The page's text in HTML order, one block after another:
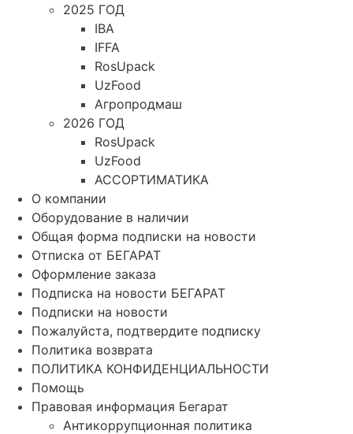
2025 ГОД
IBA
IFFA
RosUpack
UzFood
Агропродмаш
2026 ГОД
RosUpack
UzFood
АССОРТИМАТИКА
О компании
Оборудование в наличии
Общая форма подписки на новости
Отписка от БЕГАРАТ
Оформление заказа
Подписка на новости БЕГАРАТ
Подписки на новости
Пожалуйста, подтвердите подписку
Политика возврата
ПОЛИТИКА КОНФИДЕНЦИАЛЬНОСТИ
Помощь
Правовая информация Бегарат
Антикоррупционная политика